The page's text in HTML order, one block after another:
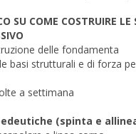
SU COME COSTRUIRE LE
delle fondamenta
basi strutturali e di forza
a settimana
(spinta e